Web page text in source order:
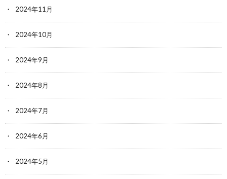
2024年11月
2024年10月
2024年9月
2024年8月
2024年7月
2024年6月
2024年5月